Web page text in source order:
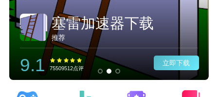
塞雷加速器下载
推荐
9.1 75509512点评
立即下载